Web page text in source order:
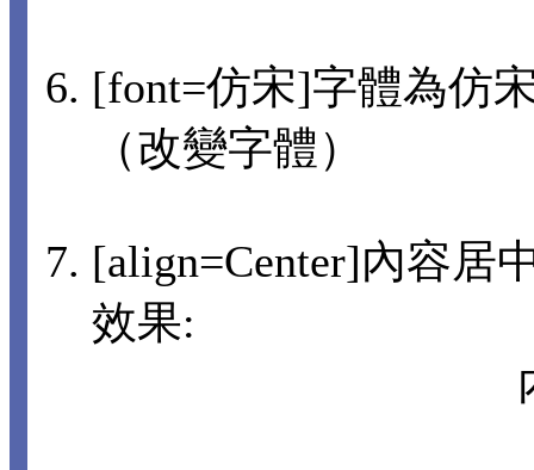
[font=仿宋]字體為仿
（改變字體）
[align=Center]內容
效果: